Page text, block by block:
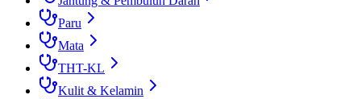
Paru
Mata
THT-KL
Kulit & Kelamin